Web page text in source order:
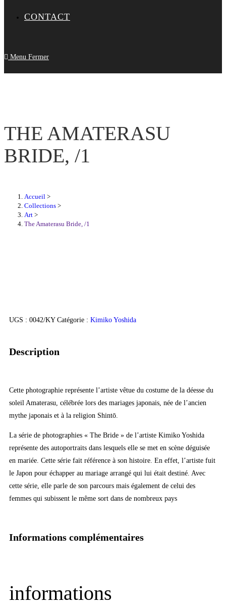
CONTACT
Menu Fermer
THE AMATERASU
BRIDE, /1
Accueil >
Collections >
Art >
The Amaterasu Bride, /1
UGS : 0042/KY Catégorie : Kimiko Yoshida
Description
Cette photographie représente l’artiste vêtue du costume de la déesse du
soleil Amaterasu, célébrée lors des mariages japonais, née de l’ancien
mythe japonais et à la religion Shintō.
La série de photographies « The Bride » de l’artiste Kimiko Yoshida
représente des autoportraits dans lesquels elle se met en scène déguisée
en mariée. Cette série fait référence à son histoire. En effet, l’artiste fuit
le Japon pour échapper au mariage arrangé qui lui était destiné. Avec
cette série, elle parle de son parcours mais également de celui des
femmes qui subissent le même sort dans de nombreux pays
Informations complémentaires
informations